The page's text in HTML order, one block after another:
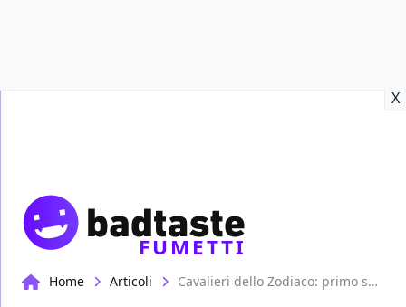
X
FUMETTI
Home Articoli Cavalieri dello Zodiaco: primo sguardo a Saint Seiya Origin, di Masami Kurumada